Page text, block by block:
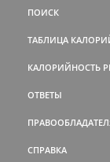
ПОИСК
ТАБЛИЦА
КАЛОРИЙНОСТЬ
ОТВЕТЫ
СПРАВКА